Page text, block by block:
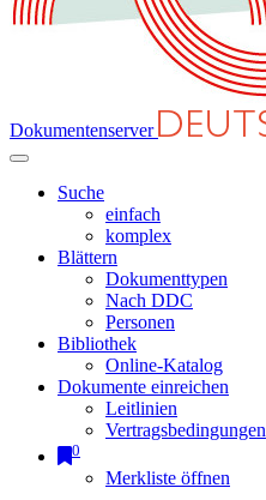
Dokumentenserver
Suche
einfach
komplex
Blättern
Dokumenttypen
Nach DDC
Personen
Bibliothek
Online-Katalog
Dokumente einreichen
Leitlinien
Vertragsbedingungen
0
Merkliste öffnen